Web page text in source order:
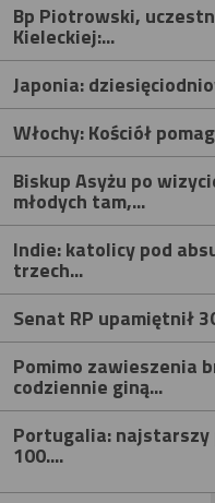
Bp Piotrowski,
Kieleckiej:...
Japonia:
Włochy: Kościół
Biskup Asyżu po
młodych tam,...
Indie: katolicy pod
trzech...
Senat RP upamiętnił
Pomimo zawieszenia
codziennie giną...
Portugalia: najstarszy
100....